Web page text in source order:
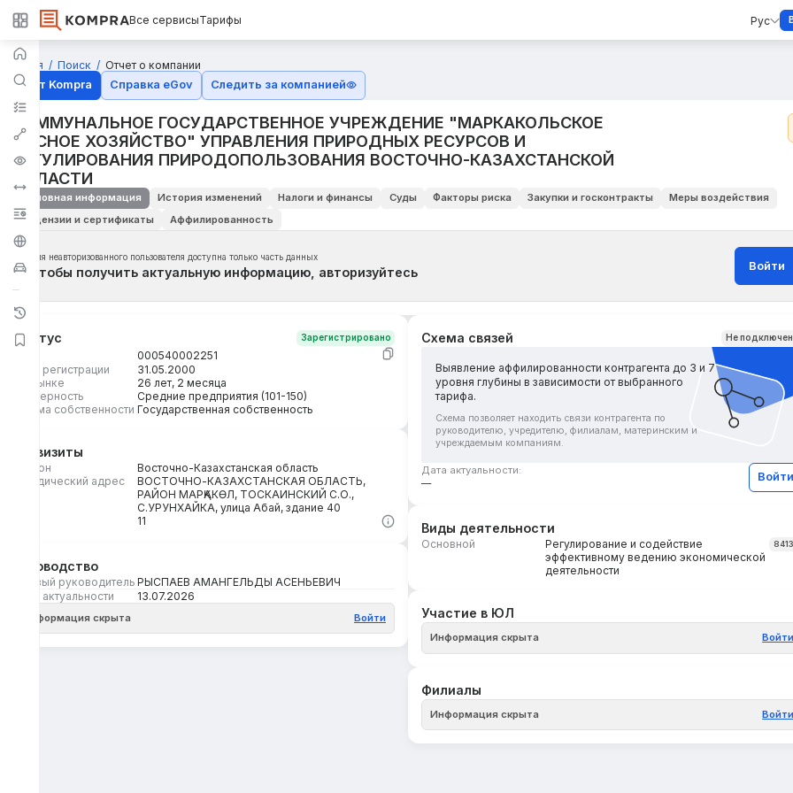
Все сервисыТарифы Рус
Главная Поиск
Отчет о компании
Отчёт Kompra
Справка eGov Следить за компанией
КОММУНАЛЬНОЕ ГОСУДАРСТВЕННОЕ УЧРЕЖДЕНИЕ "МАРКАКОЛЬСКОЕ
ЛЕСНОЕ ХОЗЯЙСТВО" УПРАВЛЕНИЯ ПРИРОДНЫХ РЕСУРСОВ И
РЕГУЛИРОВАНИЯ ПРИРОДОПОЛЬЗОВАНИЯ ВОСТОЧНО-КАЗАХСТАНСКОЙ
ОБЛАСТИ
Основная информация История изменений Налоги и финансы Суды Факторы риска Закупки и госконтракты
Меры воздействия
Лицензии и сертификаты
Аффилированность
Для неавторизованного пользователя доступна только часть данных
Чтобы получить актуальную информацию, авторизуйтесь Войти
Статус Зарегистрировано
000540002251
Дата регистрации
31.05.2000
На рынке
26 лет, 2 месяца
Размерность
Средние предприятия (101-150)
Форма собственности Государственная собственность
Реквизиты
Регион
Восточно-Казахстанская область
Юридический адрес
ВОСТОЧНО-КАЗАХСТАНСКАЯ ОБЛАСТЬ,
РАЙОН МАРҚАКӨЛ, ТОСКАИНСКИЙ С.О.,
С.УРУНХАЙКА, улица Абай, здание 40
11
Руководство
Первый руководитель РЫСПАЕВ АМАНГЕЛЬДЫ АСЕНЬЕВИЧ
Дата актуальности
13.07.2026
Информация скрыта Войти
Схема связей Не
Выявление аффилированности контрагента до 3 и 7
уровня глубины в зависимости от выбранного
тарифа.
Схема позволяет находить связи контрагента по
руководителю, учредителю, филиалам, материнским и
учреждаемым компаниям.
Дата актуальности:
—
Войти
Виды деятельности
Основной
Регулирование и содействие
эффективному ведению экономической
деятельности
Участие в ЮЛ
Информация скрыта Войти
Филиалы
Информация скрыта Войти